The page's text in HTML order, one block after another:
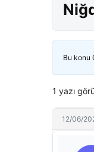
Bu konu
1 yazı
12/06/